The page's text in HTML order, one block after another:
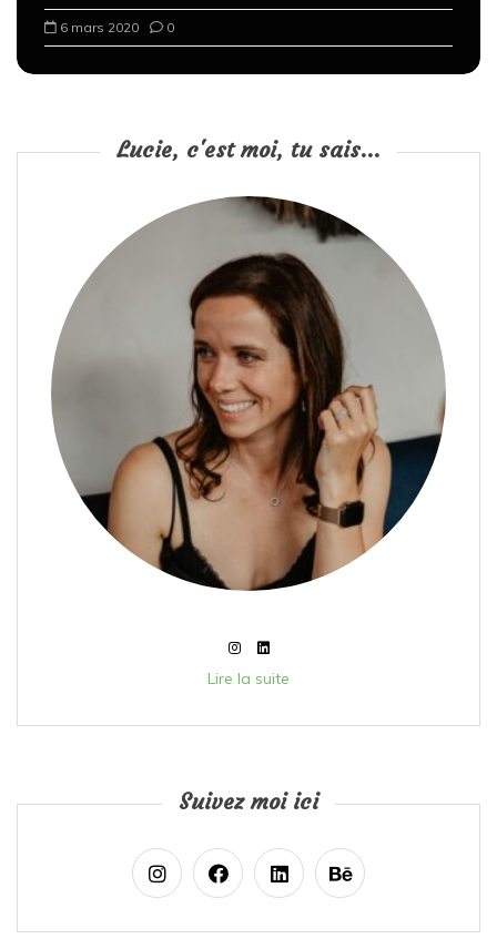
6 mars 2020 0
Lucie, c'est moi, tu sais...
Lire la suite
Suivez moi ici